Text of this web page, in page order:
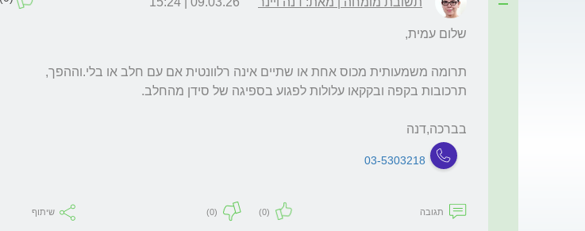
בברכה,דנה
03-5303218
תגובה (0)
(0) שיתוף